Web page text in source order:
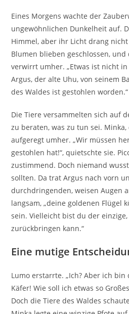
Eines Morgens wachte der
ungewöhnlichen Dunkelheit auf.
Himmel, aber ihr Licht drang
Blumen blieben geschlossen,
verwirrt umher. „Etwas ist nicht
Argus, der alte Uhu, von seinem
des Waldes ist gestohlen worden.“
Die Tiere versammelten sich auf
zu beraten, was zu tun sei.
aufgeregt umher. „Wir müssen
gestohlen hat!“, quietschte sie.
zustimmend. Doch niemand
sollten. Da trat Argus nach vorn
durchdringenden, weisen Augen
langsam, „deine goldenen Flügel
sein. Vielleicht bist du der
zurückbringen kann.“
Eine mutige
Lumo erstarrte. „Ich? Aber ich
Käfer! Wie soll ich etwas so
Doch die Tiere des Waldes